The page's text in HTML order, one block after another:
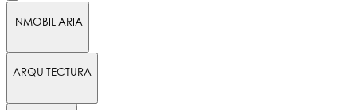
INMOBILIARIA
ARQUITECTURA